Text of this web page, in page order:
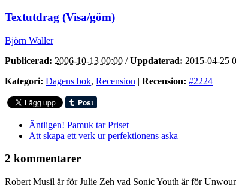
Textutdrag (Visa/göm)
Björn Waller
Publicerad: 2006-10-13 00:00 /Uppdaterad: 2015-04-25
Kategori: Dagens bok, Recension | Recension: #2224
Äntligen! Pamuk tar Priset
Att skapa ett verk ur perfektionens aska
2 kommentarer
Robert Musil är för Julie Zeh vad Sonic Youth är för